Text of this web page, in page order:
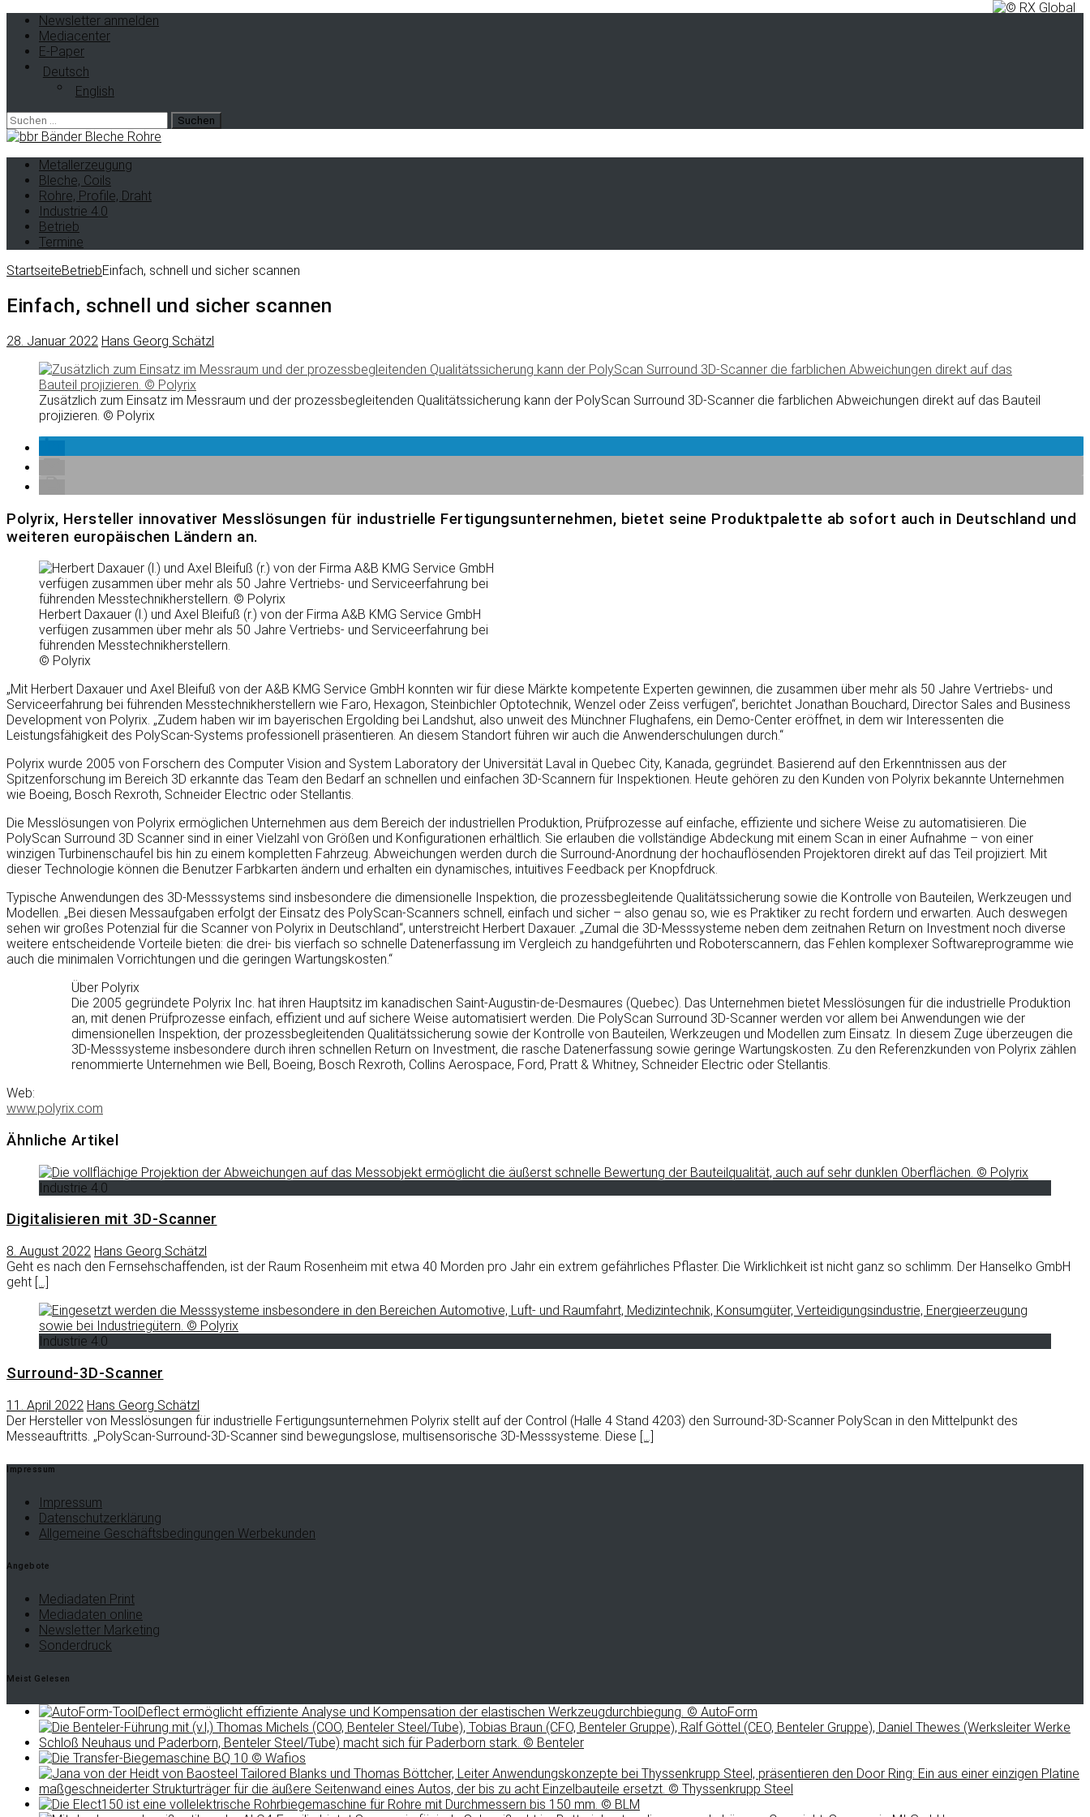
Newsletter anmelden
Mediacenter
E-Paper
Deutsch
English
Suche
nach:
Metallerzeugung
Bleche, Coils
Rohre, Profile, Draht
Industrie 4.0
Betrieb
Termine
StartseiteBetriebEinfach, schnell und sicher scannen
Einfach, schnell und sicher scannen
28. Januar 2022 Hans Georg Schätzl
Zusätzlich zum Einsatz im Messraum und der prozessbegleitenden Qualitätssicherung kann der PolyScan Surround 3D-Scanner die farblichen Abweichungen direkt auf das Bauteil
projizieren. © Polyrix
Polyrix, Hersteller innovativer Messlösungen für industrielle Fertigungsunternehmen, bietet seine Produktpalette ab sofort auch in Deutschland und
weiteren europäischen Ländern an.
Herbert Daxauer (l.) und Axel Bleifuß (r.) von der Firma A&B KMG Service GmbH
verfügen zusammen über mehr als 50 Jahre Vertriebs- und Serviceerfahrung bei
führenden Messtechnikherstellern.
© Polyrix
„Mit Herbert Daxauer und Axel Bleifuß von der A&B KMG Service GmbH konnten wir für diese Märkte kompetente Experten gewinnen, die zusammen über mehr als 50 Jahre Vertriebs- und
Serviceerfahrung bei führenden Messtechnikherstellern wie Faro, Hexagon, Steinbichler Optotechnik, Wenzel oder Zeiss verfügen“, berichtet Jonathan Bouchard, Director Sales and Business
Development von Polyrix. „Zudem haben wir im bayerischen Ergolding bei Landshut, also unweit des Münchner Flughafens, ein Demo-Center eröffnet, in dem wir Interessenten die
Leistungsfähigkeit des PolyScan-Systems professionell präsentieren. An diesem Standort führen wir auch die Anwenderschulungen durch.“
Polyrix wurde 2005 von Forschern des Computer Vision and System Laboratory der Universität Laval in Quebec City, Kanada, gegründet. Basierend auf den Erkenntnissen aus der
Spitzenforschung im Bereich 3D erkannte das Team den Bedarf an schnellen und einfachen 3D-Scannern für Inspektionen. Heute gehören zu den Kunden von Polyrix bekannte Unternehmen
wie Boeing, Bosch Rexroth, Schneider Electric oder Stellantis.
Die Messlösungen von Polyrix ermöglichen Unternehmen aus dem Bereich der industriellen Produktion, Prüfprozesse auf einfache, effiziente und sichere Weise zu automatisieren. Die
PolyScan Surround 3D Scanner sind in einer Vielzahl von Größen und Konfigurationen erhältlich. Sie erlauben die vollständige Abdeckung mit einem Scan in einer Aufnahme – von einer
winzigen Turbinenschaufel bis hin zu einem kompletten Fahrzeug. Abweichungen werden durch die Surround-Anordnung der hochauflösenden Projektoren direkt auf das Teil projiziert. Mit
dieser Technologie können die Benutzer Farbkarten ändern und erhalten ein dynamisches, intuitives Feedback per Knopfdruck.
Typische Anwendungen des 3D-Messsystems sind insbesondere die dimensionelle Inspektion, die prozessbegleitende Qualitätssicherung sowie die Kontrolle von Bauteilen, Werkzeugen und
Modellen. „Bei diesen Messaufgaben erfolgt der Einsatz des PolyScan-Scanners schnell, einfach und sicher – also genau so, wie es Praktiker zu recht fordern und erwarten. Auch deswegen
sehen wir großes Potenzial für die Scanner von Polyrix in Deutschland“, unterstreicht Herbert Daxauer. „Zumal die 3D-Messsysteme neben dem zeitnahen Return on Investment noch diverse
weitere entscheidende Vorteile bieten: die drei- bis vierfach so schnelle Datenerfassung im Vergleich zu handgeführten und Roboterscannern, das Fehlen komplexer Softwareprogramme wie
auch die minimalen Vorrichtungen und die geringen Wartungskosten.“
Über Polyrix
Die 2005 gegründete Polyrix Inc. hat ihren Hauptsitz im kanadischen Saint-Augustin-de-Desmaures (Quebec). Das Unternehmen bietet Messlösungen für die industrielle Produktion
an, mit denen Prüfprozesse einfach, effizient und auf sichere Weise automatisiert werden. Die PolyScan Surround 3D-Scanner werden vor allem bei Anwendungen wie der
dimensionellen Inspektion, der prozessbegleitenden Qualitätssicherung sowie der Kontrolle von Bauteilen, Werkzeugen und Modellen zum Einsatz. In diesem Zuge überzeugen die
3D-Messsysteme insbesondere durch ihren schnellen Return on Investment, die rasche Datenerfassung sowie geringe Wartungskosten. Zu den Referenzkunden von Polyrix zählen
renommierte Unternehmen wie Bell, Boeing, Bosch Rexroth, Collins Aerospace, Ford, Pratt & Whitney, Schneider Electric oder Stellantis.
Web:
www.polyrix.com
Ähnliche Artikel
Industrie 4.0
Digitalisieren mit 3D-Scanner
8. August 2022 Hans Georg Schätzl
Geht es nach den Fernsehschaffenden, ist der Raum Rosenheim mit etwa 40 Morden pro Jahr ein extrem gefährliches Pflaster. Die Wirklichkeit ist nicht ganz so schlimm. Der Hanselko GmbH
geht […]
Industrie 4.0
Surround-3D-Scanner
11. April 2022 Hans Georg Schätzl
Der Hersteller von Messlösungen für industrielle Fertigungsunternehmen Polyrix stellt auf der Control (Halle 4 Stand 4203) den Surround-3D-Scanner PolyScan in den Mittelpunkt des
Messeauftritts. „PolyScan-Surround-3D-Scanner sind bewegungslose, multisensorische 3D-Messsysteme. Diese […]
Impressum
Impressum
Datenschutzerklärung
Allgemeine Geschäftsbedingungen Werbekunden
Angebote
Mediadaten Print
Mediadaten online
Newsletter Marketing
Sonderdruck
Meist Gelesen